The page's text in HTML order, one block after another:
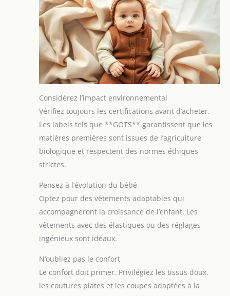
Considérez l’impact environnemental
Vérifiez toujours les certifications avant d’acheter.
Les labels tels que **GOTS** garantissent que les
matières premières sont issues de l’agriculture
biologique et respectent des normes éthiques
strictes.
Pensez à l’évolution du bébé
Optez pour des vêtements adaptables qui
accompagneront la croissance de l’enfant. Les
vêtements avec des élastiques ou des réglages
ingénieux sont idéaux.
N’oubliez pas le confort
Le confort doit primer. Privilégiez les tissus doux,
les coutures plates et les coupes adaptées à la